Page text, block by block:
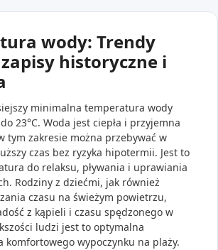
wody: Trendy
historyczne i
minimalna temperatura wody
23°C. Woda jest ciepła i przyjemna
tym zakresie można przebywać w
czas bez ryzyka hipotermii. Jest to
do relaksu, pływania i uprawiania
Rodziny z dziećmi, jak również
czasu na świeżym powietrzu,
z kąpieli i czasu spędzonego w
ludzi jest to optymalna
wypoczynku na plaży.